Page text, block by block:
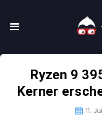
Ryzen 9
Kerner
11.